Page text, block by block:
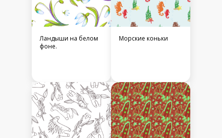
Ландыши на белом
фоне.
Морские коньки